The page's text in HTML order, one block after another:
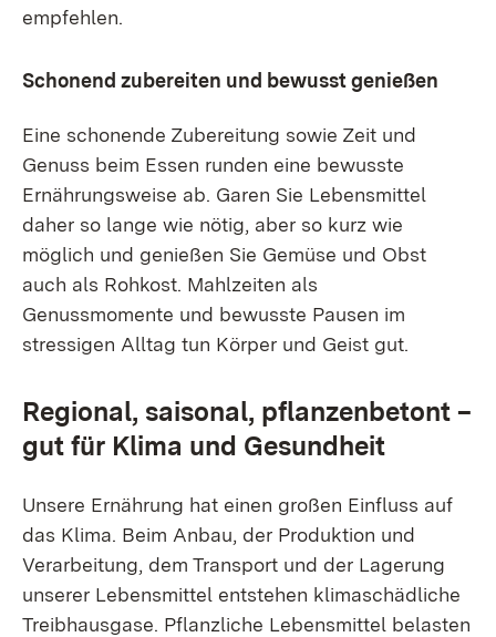
empfehlen.
Schonend zubereiten und bewusst genießen
Eine schonende Zubereitung sowie Zeit und
Genuss beim Essen runden eine bewusste
Ernährungsweise ab. Garen Sie Lebensmittel
daher so lange wie nötig, aber so kurz wie
möglich und genießen Sie Gemüse und Obst
auch als Rohkost. Mahlzeiten als
Genussmomente und bewusste Pausen im
stressigen Alltag tun Körper und Geist gut.
Regional, saisonal, pflanzenbetont –
gut für Klima und Gesundheit
Unsere Ernährung hat einen großen Einfluss auf
das Klima. Beim Anbau, der Produktion und
Verarbeitung, dem Transport und der Lagerung
unserer Lebensmittel entstehen klimaschädliche
Treibhausgase. Pflanzliche Lebensmittel belasten